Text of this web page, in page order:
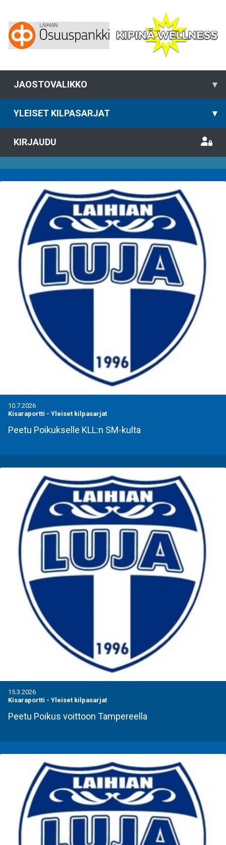
JAOSTOVALIKKO ▾
YLEISET KILPASARJAT ▾
KIRJAUDU
10.7.2026
Kisaraportti - Yleiset kilpasarjat
Peetu Poikukselle KLL:n SM-kulta
15.3.2026
Kisaraportti - Yleiset kilpasarjat
Peetu Poikus voittoon Tampereella